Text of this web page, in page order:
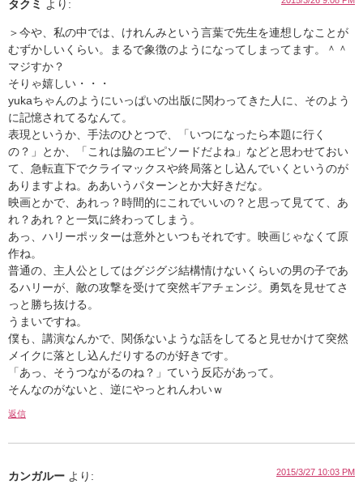
タクミ より:
＞今や、私の中では、けれんみという言葉で先生を連想しなことが
むずかしいくらい。まるで象徴のようになってしまってます。＾＾
マジすか？
そりゃ嬉しい・・・
yukaちゃんのようにいっぱいの出版に関わってきた人に、そのよう
に記憶されてるなんて。
表現というか、手法のひとつで、「いつになったら本題に行く
の？」とか、「これは脇のエピソードだよね」などと思わせておい
て、急転直下でクライマックスや終局落とし込んでいくというのが
ありますよね。ああいうパターンとか大好きだな。
映画とかで、あれっ？時間的にこれでいいの？と思って見てて、あ
れ？あれ？と一気に終わってしまう。
あっ、ハリーポッターは意外といつもそれです。映画じゃなくて原
作ね。
普通の、主人公としてはグジグジ結構情けないくらいの男の子であ
るハリーが、敵の攻撃を受けて突然ギアチェンジ。勇気を見せてさ
っと勝ち抜ける。
うまいですね。
僕も、講演なんかで、関係ないような話をしてると見せかけて突然
メイクに落とし込んだりするのが好きです。
「あっ、そうつながるのね？」ていう反応があって。
そんなのがないと、逆にやっとれんわいｗ
返信
カンガルー より: 2015/3/27 10:03 PM